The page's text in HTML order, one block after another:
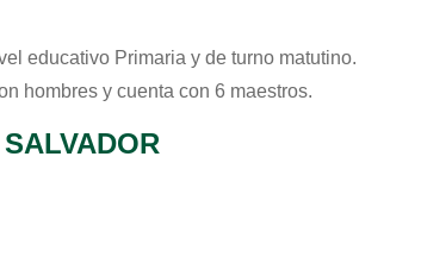
educativo Primaria y de turno matutino.
hombres y cuenta con 6 maestros.